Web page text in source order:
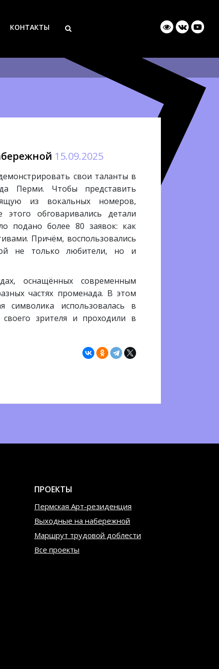
КОНТАКТЫ
15.09.2025
свои таланты в
Перми. Чтобы представить
из вокальных номеров,
обговаривались детали
подано более 80 заявок: как
Причём, воспользовались
не только любители, но и
оснащённых современным
частях променада. В этом
символика использовалась в
зрителя и проходили в
ПРОЕКТЫ
Пермская Арт-резиденция
Выходные на набережной
Маршрут трудовой доблести
Все проекты